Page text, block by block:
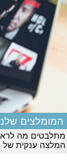
המומלצים
מתלבטים מה
המלצה ענקית של